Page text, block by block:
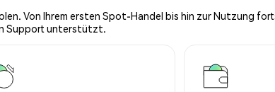
Von Ihrem ersten Spot-Handel bis hin zur Nutzung
Support unterstützt.